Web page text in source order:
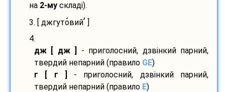
на 2-му складі).
3. [ джгутовий’
4.
дж [ дж ]
- приголосний, дзвінкий парний,
твердий непарний (правило GE)
г [ г ]
- приголосний, дзвінкий парний,
твердий непарний (правило E)